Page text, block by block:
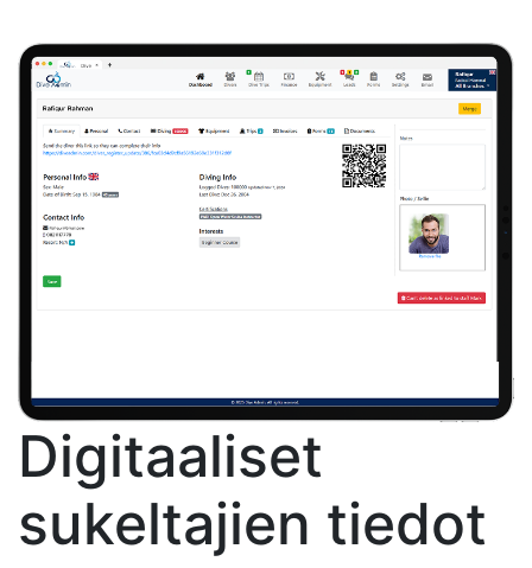
Digitaaliset
sukeltajien tiedot